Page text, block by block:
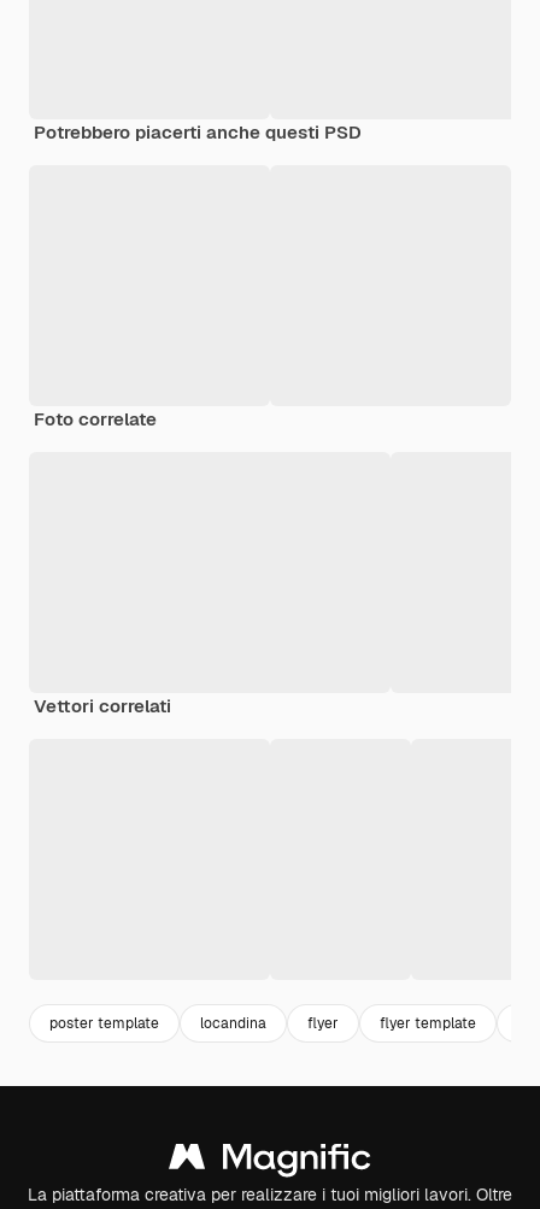
Potrebbero piacerti anche questi PSD
Foto correlate
Vettori correlati
poster template locandina flyer flyer template
La piattaforma creativa per realizzare i tuoi migliori lavori. Oltre